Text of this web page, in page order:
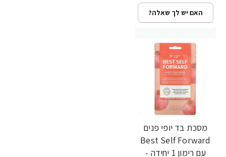
האם יש לך שאלה?
-33%
מסכת בד יופי פנים
Best Self Forward
עם רימון 1 יחידה -